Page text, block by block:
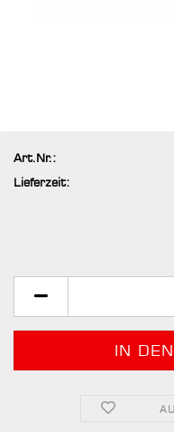
Art.Nr.:
Lieferzeit: